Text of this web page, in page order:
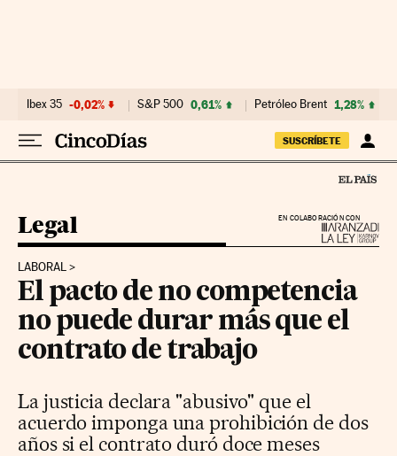
Ibex 35 -0,02% S&P 500 0,61% Petróleo Brent 1,28%
SUSCRÍBETE
EN COLABORACIÓN CON
Legal
LABORAL
El pacto de no competencia
no puede durar más que el
contrato de trabajo
La justicia declara "abusivo" que el
acuerdo imponga una prohibición de dos
años si el contrato duró doce meses